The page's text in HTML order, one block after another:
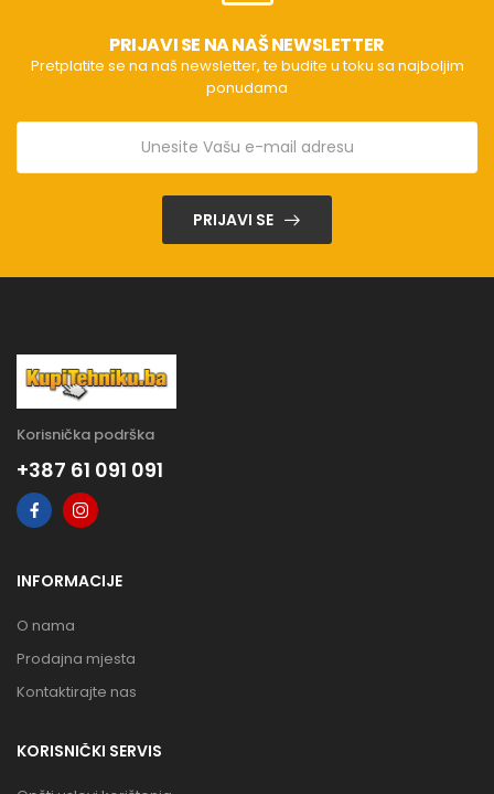
PRIJAVI SE NA NAŠ NEWSLETTER
Pretplatite se na naš newsletter, te budite u toku sa najboljim
ponudama
PRIJAVI SE
Korisnička podrška
+387 61 091 091
INFORMACIJE
O nama
Prodajna mjesta
Kontaktirajte nas
KORISNIČKI SERVIS